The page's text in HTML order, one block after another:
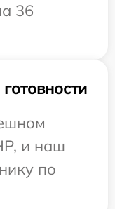
36
и наш
по